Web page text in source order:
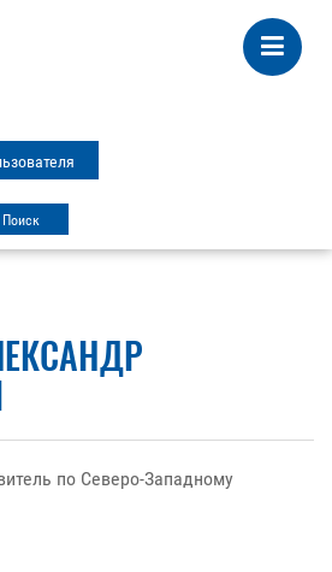
по Северо-Западному